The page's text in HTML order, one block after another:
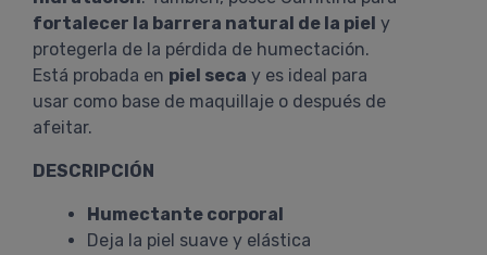
fortalecer la barrera natural de la piel y
protegerla de la pérdida de humectación.
Está probada en piel seca y es ideal para
usar como base de maquillaje o después de
afeitar.
DESCRIPCIÓN
Humectante corporal
Deja la piel suave y elástica